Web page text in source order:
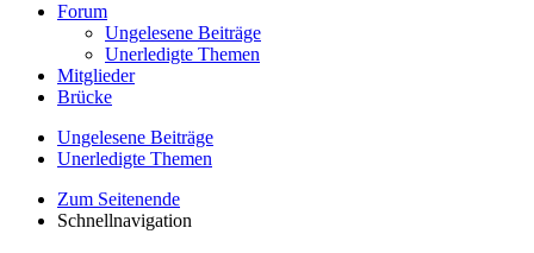
Forum
Ungelesene Beiträge
Unerledigte Themen
Mitglieder
Brücke
Ungelesene Beiträge
Unerledigte Themen
Zum Seitenende
Schnellnavigation